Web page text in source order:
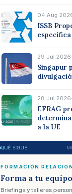
04 Aug
ISSB
29 Jul 2026
Singapur
28 Jul 2026
EFRAG
a la UE
QUÉ SIGUE
FORMACIÓN
Forma a tu
Briefings y talleres